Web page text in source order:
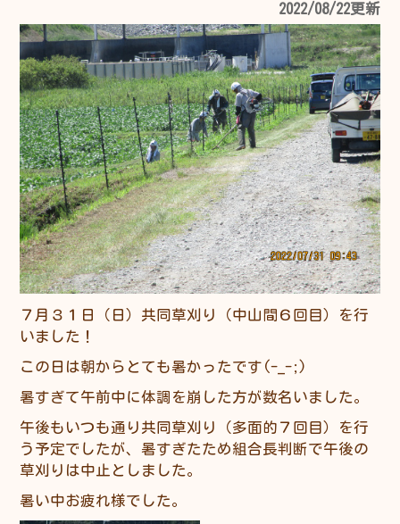
2022/08/22更新
７月３１日（日）共同草刈り（中山間６回目）を行
いました！
この日は朝からとても暑かったです(-_-;)
暑すぎて午前中に体調を崩した方が数名いました。
午後もいつも通り共同草刈り（多面的７回目）を行
う予定でしたが、暑すぎたため組合長判断で午後の
草刈りは中止としました。
暑い中お疲れ様でした。